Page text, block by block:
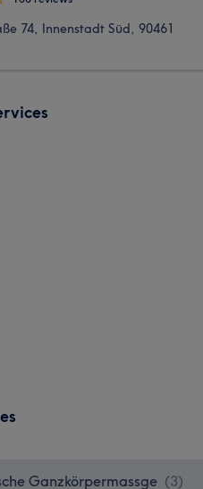
74, Innenstadt Süd, 90461
Ganzkörpermassge (3)